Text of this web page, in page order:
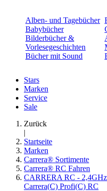
Alben- und Tagebücher
Babybücher
Bilderbücher &
Vorlesegeschichten
Bücher mit Sound
Stars
Marken
Service
Sale
Zurück
|
Startseite
Marken
Carrera® Sortimente
Carrera® RC Fahren
CARRERA RC -
Carrera(C) Profi(C) RC